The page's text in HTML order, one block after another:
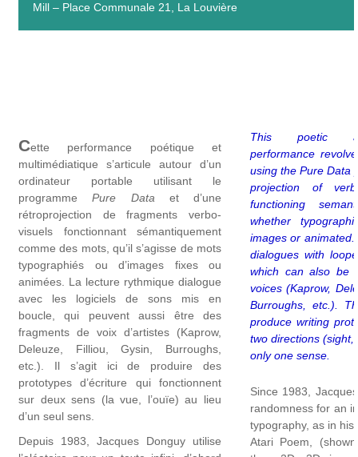
Mill – Place Communale 21, La Louvière
Cette performance poétique et
multimédiatique s’articule autour d’un
ordinateur portable utilisant le
programmePure Data et d’une
rétroprojection de fragments verbo-
visuels fonctionnant sémantiquement
comme des mots, qu’il s’agisse de mots
typographiés ou d’images fixes ou
animées. La lecture rythmique dialogue
avec les logiciels de sons mis en
boucle, qui peuvent aussi être des
fragments de voix d’artistes (Kaprow,
Deleuze, Filliou, Gysin, Burroughs,
etc.). Il s’agit ici de produire des
prototypes d’écriture qui fonctionnent
sur deux sens (la vue, l’ouïe) au lieu
d’un seul sens.
Depuis 1983, Jacques Donguy utilise
This poetic
performance
using the Pure Data
projection of
functioning
whether
images or
dialogues with
which can also be
voices (Kaprow,
Burroughs, etc.).
produce writing
two directions
only one sense.
Since 1983,
randomness for an
typography, as in
Atari Poem,